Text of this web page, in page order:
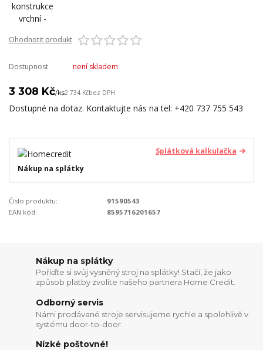
Ohodnotit produkt
Dostupnost není skladem
3 308 Kč/ks2 734 Kčbez DPH
Dostupné na dotaz. Kontaktujte nás na tel: +420 737 755 543
Splátková kalkulačka
Nákup na splátky
Číslo produktu:
91590543
EAN kód:
8595716201657
Nákup na splátky
Pořiďte si svůj vysněný stroj na splátky! Stačí, že jako
způsob platby zvolíte našeho partnera Home Credit.
Odborný servis
Námi prodávané stroje servisujeme rychle a spolehlivě v
systému door-to-door.
Nízké poštovné!